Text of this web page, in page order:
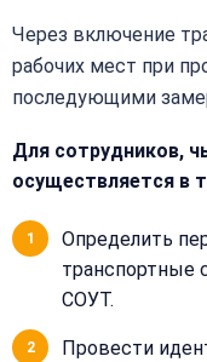
Через включение
рабочих мест при
последующими
Для сотрудников,
осуществляется в
Определить
транспортные
СОУТ.
Провести
отвечаем
15 минут
Получить
Или
позвоните
нам:
+7
(499)
995-
22-
40